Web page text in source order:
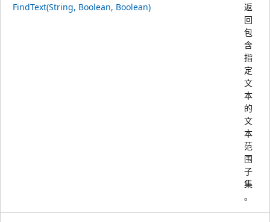
FindText(String, Boolean, Boolean)
返
回
包
含
指
定
文
本
的
文
本
范
围
子
集
。